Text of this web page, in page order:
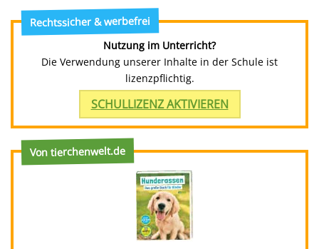
Rechtssicher & werbefrei
Nutzung im Unterricht?
Die Verwendung unserer Inhalte in der Schule ist
lizenzpflichtig.
SCHULLIZENZ AKTIVIEREN
Von tierchenwelt.de